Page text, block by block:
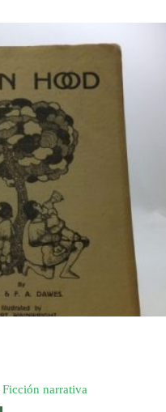
Ficción narrativa